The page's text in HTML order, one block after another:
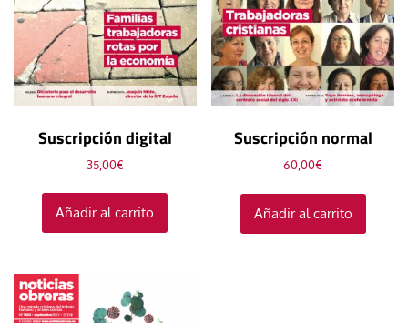
Suscripción digital
35,00€
Añadir al carrito
Suscripción normal
60,00€
Añadir al carrito